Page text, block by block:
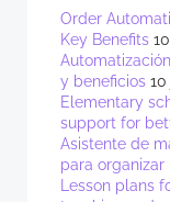
Order
Key Benefits
y beneficios
Elementary
support for
Asistente de
para organizar
Lesson plans